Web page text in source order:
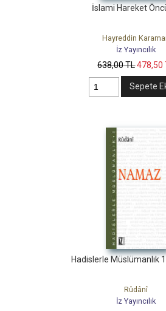
İslami Hareket
Hayreddin
İz Yayıncılık
638,00TL478,50
Sepete
Hadislerle Müslümanlık
Rûdânî
İz Yayıncılık